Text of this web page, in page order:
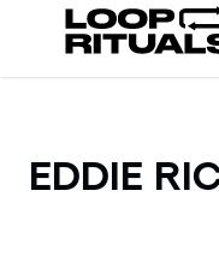
EDDIE